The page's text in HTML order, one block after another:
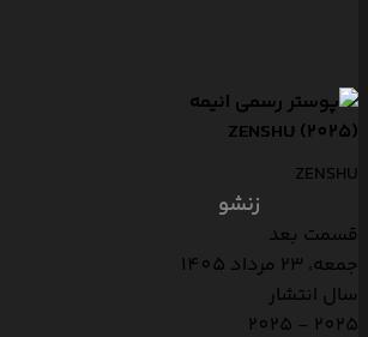
ZENSHU
زنشو
قسمت بعد
جمعه، 23 مرداد 1405
سال انتشار
2025 - 2025